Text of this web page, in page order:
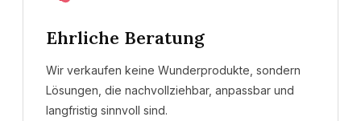
Ehrliche Beratung
Wir verkaufen keine Wunderprodukte, sondern
Lösungen, die nachvollziehbar, anpassbar und
langfristig sinnvoll sind.